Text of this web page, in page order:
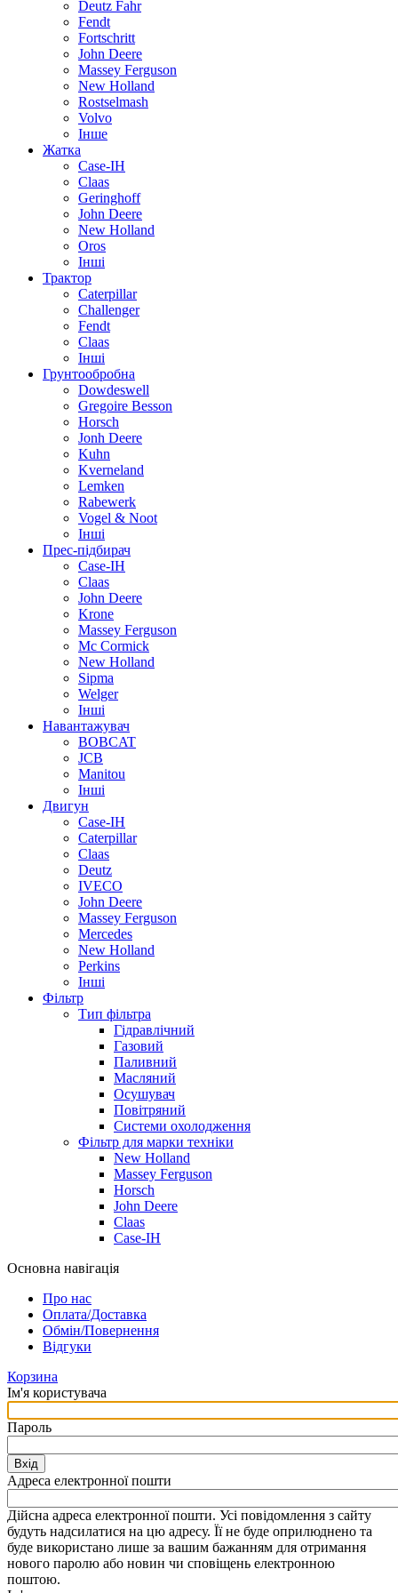
Deutz Fahr
Fendt
Fortschritt
John Deere
Massey Ferguson
New Holland
Rostselmash
Volvo
Інше
Жатка
Case-IH
Claas
Geringhoff
John Deere
New Holland
Oros
Інші
Трактор
Caterpillar
Challenger
Fendt
Claas
Інші
Грунтообробна
Dowdeswell
Gregoire Besson
Horsch
Jonh Deere
Kuhn
Kverneland
Lemken
Rabewerk
Vogel & Noot
Інші
Прес-підбирач
Case-IH
Claas
John Deere
Krone
Massey Ferguson
Mc Cormick
New Holland
Sipma
Welger
Інші
Навантажувач
BOBCAT
JCB
Manitou
Інші
Двигун
Case-IH
Caterpillar
Claas
Deutz
IVECO
John Deere
Massey Ferguson
Mercedes
New Holland
Perkins
Інші
Фільтр
Тип фільтра
Гідравлічний
Газовий
Паливний
Масляний
Осушувач
Повітряний
Системи охолодження
Фільтр для марки техніки
New Holland
Massey Ferguson
Horsch
John Deere
Claas
Case-IH
Основна навігація
Про нас
Оплата/Доставка
Обмін/Повернення
Відгуки
Корзина
Ім'я користувача
Пароль
Вхід
Адреса електронної пошти
Дійсна адреса електронної пошти. Усі повідомлення з сайту
будуть надсилатися на цю адресу. Її не буде оприлюднено та
буде використано лише за вашим бажанням для отримання
нового паролю або новин чи сповіщень електронною
поштою.